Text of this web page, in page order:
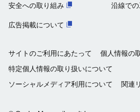
16 山田
18 宇野辺
安全への取り組み 沿線で
広告掲載について
サイトのご利用にあたって
個人情報の
特定個人情報の取り扱いについて
ソーシャルメディア利用について
関連